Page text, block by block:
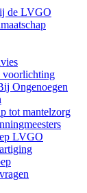
de LVGO
voorlichting
Ongenoegen
tot mantelzorg
LVGO